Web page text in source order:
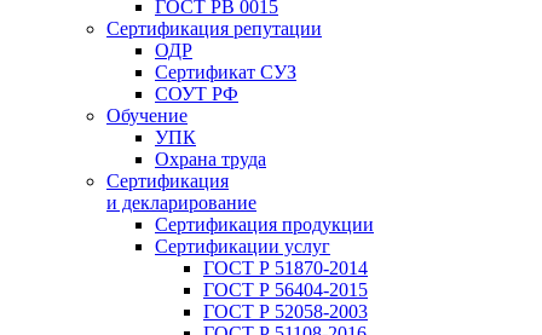
ГОСТ РВ 0015
Сертификация репутации
ОДР
Сертификат СУЗ
СОУТ РФ
Обучение
УПК
Охрана труда
Сертификация
и декларирование
Сертификация продукции
Сертификации услуг
ГОСТ Р 51870-2014
ГОСТ Р 56404-2015
ГОСТ Р 52058-2003